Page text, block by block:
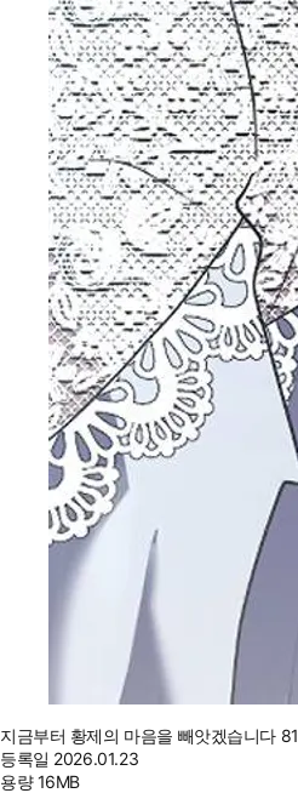
지금부터 황제의 마음을 빼앗겠습니다
등록일 2026.01.23
용량16MB